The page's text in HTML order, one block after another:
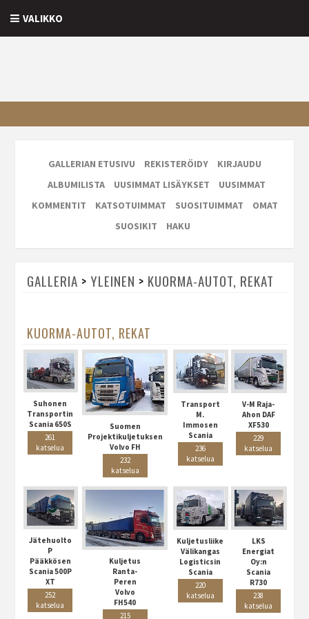
VALIKKO
GALLERIAN ETUSIVU REKISTERÖIDY
KIRJAUDU
ALBUMILISTA
UUSIMMAT LISÄYKSET
UUSIMMAT
KOMMENTIT
KATSOTUIMMAT SUOSITUIMMAT
OMAT
SUOSIKIT
HAKU
GALLERIA > YLEINEN > KUORMA-AUTOT, REKAT
KUORMA-AUTOT, REKAT
Suhonen
Transportin
Scania 650S
261
katselua
Suomen
Projektikuljetuksen
Volvo FH
232
katselua
Transport
M.
Immosen
Scania
236
katselua
V-M Raja-
Ahon DAF
XF530
229
katselua
Jätehuolto
P
Pääkkösen
Scania 500P
XT
252
katselua
Kuljetus
Ranta-
Peren
Volvo
FH540
215
Kuljetusliike
Välikangas
Logisticsin
Scania
220
katselua
LKS
Energiat
Oy:n
Scania
R730
238
katselua